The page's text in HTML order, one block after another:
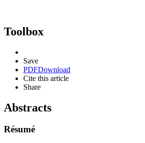
Toolbox
Save
PDFDownload
Cite this article
Share
Abstracts
Résumé